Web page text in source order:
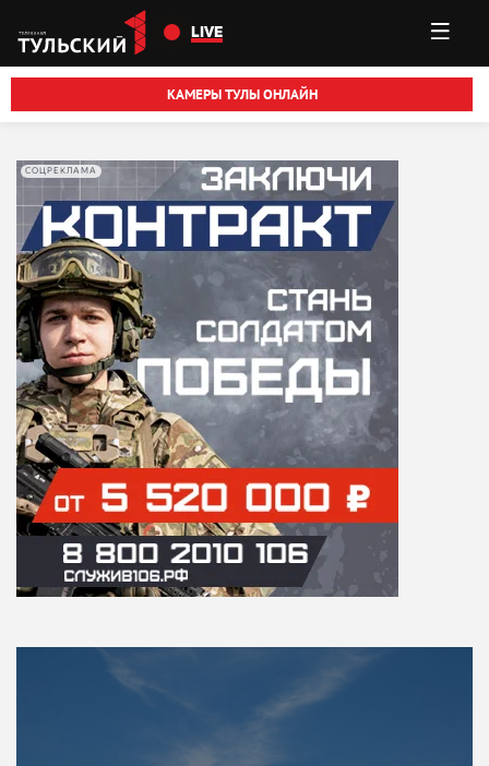
Перейти к основному содержанию
LIVE
КАМЕРЫ ТУЛЫ ОНЛАЙН
СОЦРЕКЛАМА